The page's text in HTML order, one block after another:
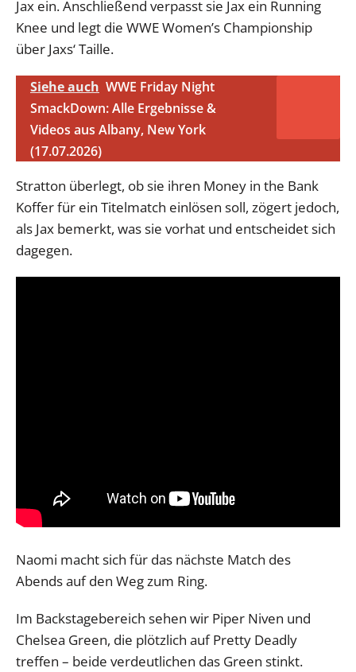
Jax ein. Anschließend verpasst sie Jax ein Running
Knee und legt die WWE Women’s Championship
über Jaxs‘ Taille.
Siehe auch WWE Friday Night
SmackDown: Alle Ergebnisse &
Videos aus Albany, New York
(17.07.2026)
Stratton überlegt, ob sie ihren Money in the Bank
Koffer für ein Titelmatch einlösen soll, zögert jedoch,
als Jax bemerkt, was sie vorhat und entscheidet sich
dagegen.
Naomi macht sich für das nächste Match des
Abends auf den Weg zum Ring.
Im Backstagebereich sehen wir Piper Niven und
Chelsea Green, die plötzlich auf Pretty Deadly
treffen – beide verdeutlichen das Green stinkt.